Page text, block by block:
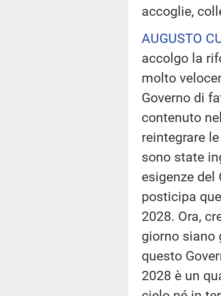
accoglie,
AUGUSTO
accolgo la
molto
Governo di
contenuto
reintegrare
sono state
esigenze del
posticipa
2028. Ora,
giorno siano
questo
2028 è un